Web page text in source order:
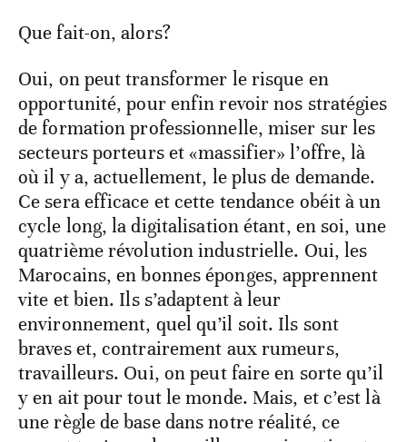
Que fait-on, alors?
Oui, on peut transformer le risque en
opportunité, pour enfin revoir nos stratégies
de formation professionnelle, miser sur les
secteurs porteurs et «massifier» l’offre, là
où il y a, actuellement, le plus de demande.
Ce sera efficace et cette tendance obéit à un
cycle long, la digitalisation étant, en soi, une
quatrième révolution industrielle. Oui, les
Marocains, en bonnes éponges, apprennent
vite et bien. Ils s’adaptent à leur
environnement, quel qu’il soit. Ils sont
braves et, contrairement aux rumeurs,
travailleurs. Oui, on peut faire en sorte qu’il
y en ait pour tout le monde. Mais, et c’est là
une règle de base dans notre réalité, ce